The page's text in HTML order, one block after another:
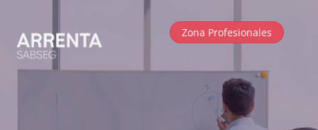
Zona Profesionales